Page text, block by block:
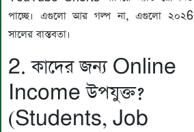
পাচ্ছে। এগুলো আর গল্প না, এগুলো ২০২6
সালের বাস্তবতা।
2. কাদের জন্য Online
Income উপযুক্ত?
(Students, Job